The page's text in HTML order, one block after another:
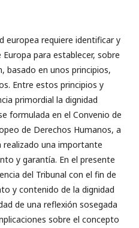
europea requiere identificar y
para establecer, sobre
basado en unos principios,
Entre estos principios y
primordial la dignidad
formulada en el Convenio de
de Derechos Humanos, a
realizado una importante
y garantía. En el presente
del Tribunal con el fin de
y contenido de la dignidad
de una reflexión sosegada
sobre el concepto